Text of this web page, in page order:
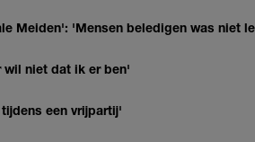
Meiden': 'Mensen beledigen was niet
wil niet dat ik er ben'
een vrijpartij'